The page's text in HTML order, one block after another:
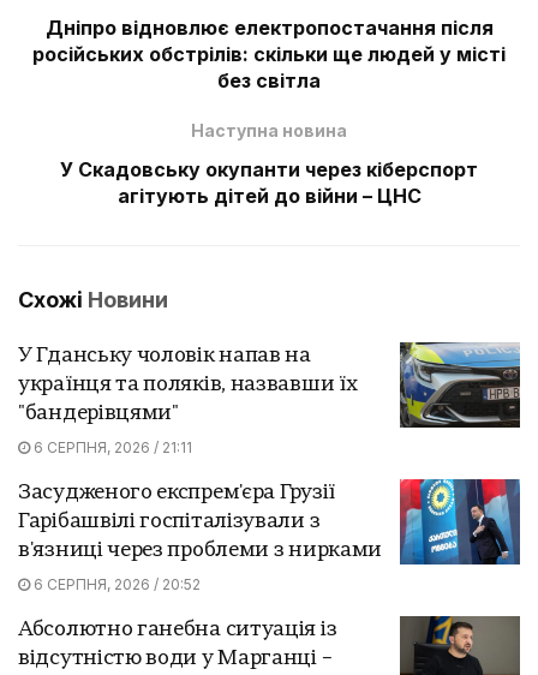
Дніпро відновлює електропостачання після
російських обстрілів: скільки ще людей у місті
без світла
Наступна новина
У Скадовську окупанти через кіберспорт
агітують дітей до війни – ЦНС
Схожі Новини
У Гданську чоловік напав на
українця та поляків, назвавши їх
"бандерівцями"
6 СЕРПНЯ, 2026 / 21:11
Засудженого експрем'єра Грузії
Гарібашвілі госпіталізували з
в'язниці через проблеми з нирками
6 СЕРПНЯ, 2026 / 20:52
Абсолютно ганебна ситуація із
відсутністю води у Марганці –